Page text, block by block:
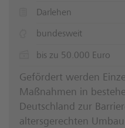
Darlehen
bundesweit
bis zu 50.000 Euro
Gefördert werden
Maßnahmen in
Deutschland zur
altersgerechten